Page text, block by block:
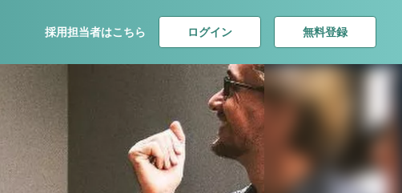
採用担当者はこちら ログイン 無料登録